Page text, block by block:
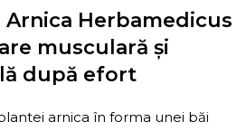
Arnica Herbamedicus
musculară și
după efort
arnica în forma unei băi